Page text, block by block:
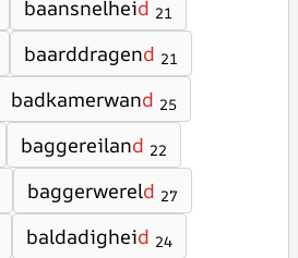
baansnelheid 21
baarddragend 21
badkamerwand 25
baggereiland 22
baggerwereld 27
baldadigheid 24